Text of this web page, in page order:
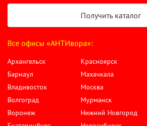
Получить каталог
Все офисы «АНТИвора»:
Архангельск
Барнаул
Владивосток
Волгоград
Воронеж
Красноярск
Махачкала
Москва
Мурманск
Нижний Новгород